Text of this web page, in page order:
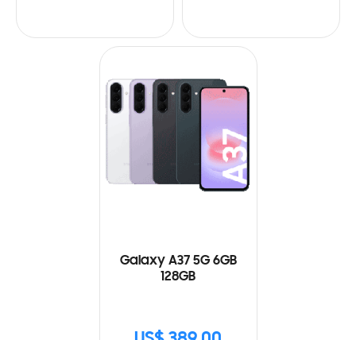
Galaxy A37 5G 6GB
128GB